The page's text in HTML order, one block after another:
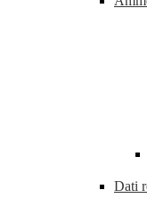
Dati